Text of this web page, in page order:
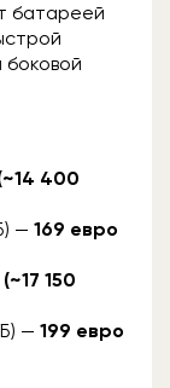
батареей
боковой
400
— 169 евро
150
— 199 евро